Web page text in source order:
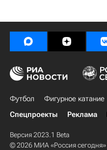
Футбол Фигурное катание
Спецпроекты
Реклама
Версия 2023.1 Beta
© 2026 МИА «Россия сегодня»